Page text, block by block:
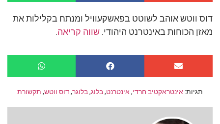
דוס ווטש אוהב לשוטט בפאשקעוויל ומנתח בקלילות את
מאזן הכוחות באינטרנט היהודי. שווה קריאה.
תגיות: אינטראקטיב חרדי,אינטרנט,בלוג,בלוגר,דוס ווטש, תקשורת